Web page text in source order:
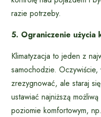
razie potrzeby.
5. Ograniczenie użycia
Klimatyzacja to jeden z
samochodzie.
zrezygnować, ale staraj
ustawiać najniższą
poziomie komfortowym,